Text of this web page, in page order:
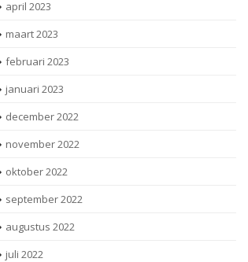
april 2023
maart 2023
februari 2023
januari 2023
december 2022
november 2022
oktober 2022
september 2022
augustus 2022
juli 2022